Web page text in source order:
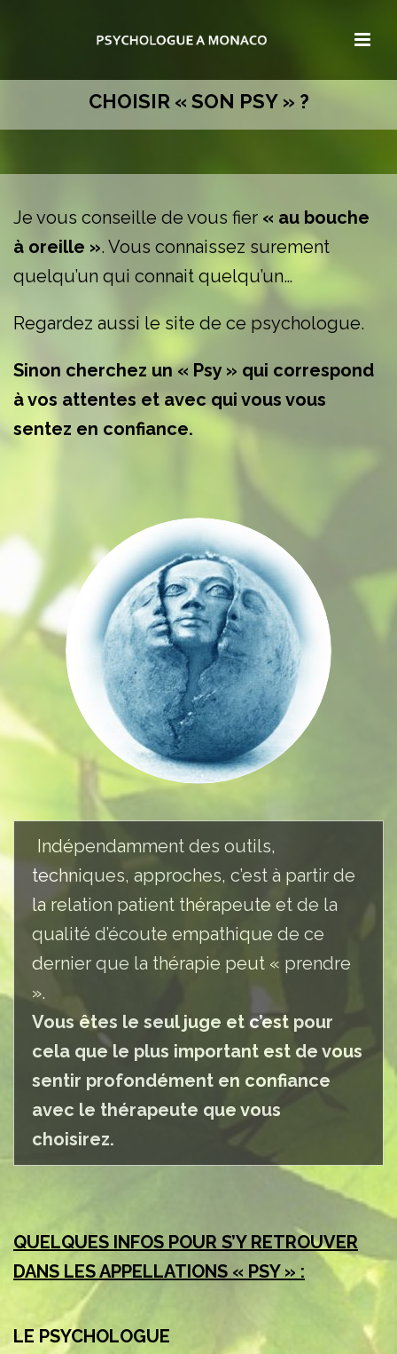
CHOISIR « SON PSY » ?
Je vous conseille de vous fier « au bouche
à oreille ». Vous connaissez surement
quelqu’un qui connait quelqu’un…
Regardez aussi le site de ce psychologue.
Sinon cherchez un « Psy » qui correspond
à vos attentes et avec qui vous vous
sentez en confiance.
Indépendamment des outils,
techniques, approches, c’est à partir de
la relation patient thérapeute et de la
qualité d’écoute empathique de ce
dernier que la thérapie peut « prendre
».
Vous êtes le seul juge et c’est pour
cela que le plus important est de vous
sentir profondément en confiance
avec le thérapeute que vous
choisirez.
QUELQUES INFOS POUR S’Y RETROUVER
DANS LES APPELLATIONS « PSY » :
LE PSYCHOLOGUE